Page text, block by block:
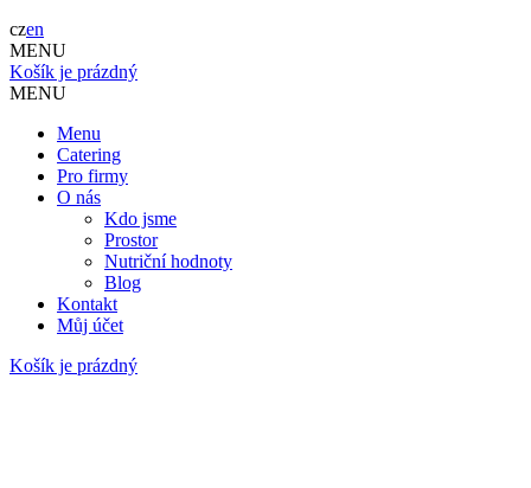
czen
MENU
Košík je prázdný
MENU
Menu
Catering
Pro firmy
O nás
Kdo jsme
Prostor
Nutriční hodnoty
Blog
Kontakt
Můj účet
Košík je prázdný